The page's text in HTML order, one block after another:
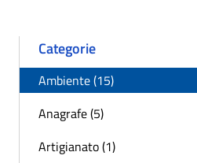
Categorie
Ambiente (15)
Anagrafe (5)
Artigianato (1)